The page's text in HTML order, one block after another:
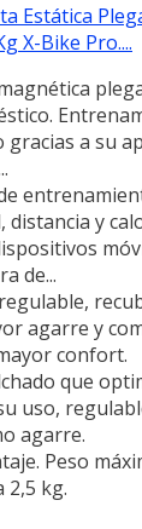
Estática
X-Bike Pro....
gracias a su
distancia y
de...
agarre y
confort.
que
uso,
agarre.
Peso
2,5 kg.